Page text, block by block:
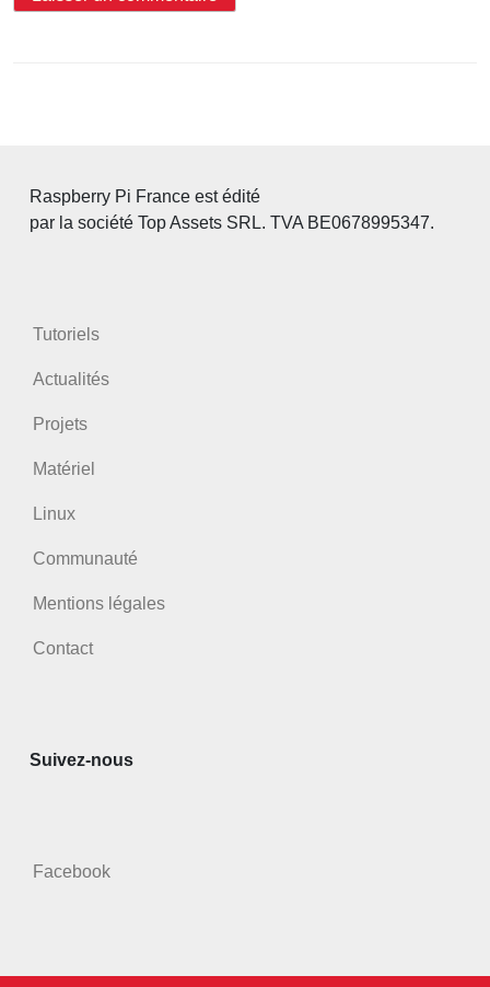
Raspberry Pi France est édité
par la société Top Assets SRL. TVA BE0678995347.
Tutoriels
Actualités
Projets
Matériel
Linux
Communauté
Mentions légales
Contact
Suivez-nous
Facebook